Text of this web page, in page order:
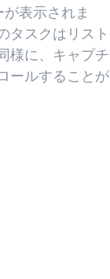
表示されま
タスクはリスト
様に、キャプチ
ールすることが